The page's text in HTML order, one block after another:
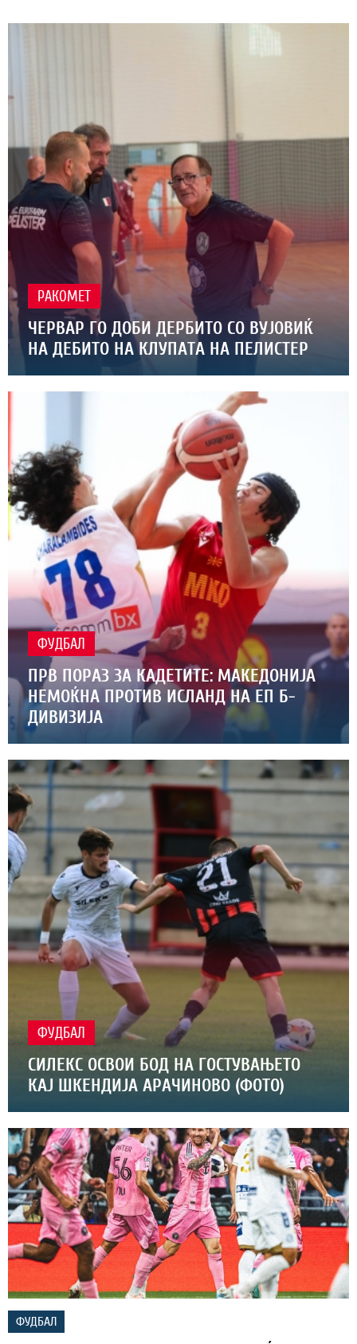
РАКОМЕТ
ЧЕРВАР ГО ДОБИ ДЕРБИТО СО ВУЈОВИЌ
НА ДЕБИТО НА КЛУПАТА НА ПЕЛИСТЕР
ФУДБАЛ
ПРВ ПОРАЗ ЗА КАДЕТИТЕ: МАКЕДОНИЈА
НЕМОЌНА ПРОТИВ ИСЛАНД НА ЕП Б-
ДИВИЗИЈА
ФУДБАЛ
СИЛЕКС ОСВОИ БОД НА ГОСТУВАЊЕТО
КАЈ ШКЕНДИЈА АРАЧИНОВО (ФОТО)
ФУДБАЛ